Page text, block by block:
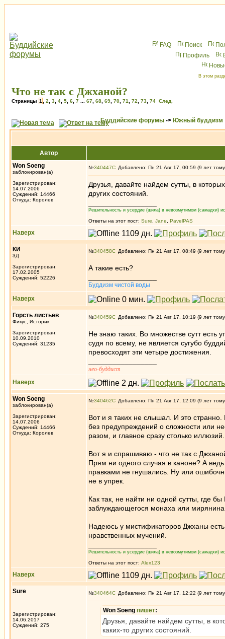
FAQ Поиск
Профиль
В этом
Что не так с Джханой?
Страницы 1 2 3 4 5 6 7 67 68 69 70 71 72 73 74 След.
Буддийские форумы -> Южный буддизм
Автор
Won Soeng
заблокирован(а)
Зарегистрирован:
14.07.2006
Суждений: 14466
Откуда: Королев
№340447 Добавлено: Пн 21 Авг 17, 00:59 (9 лет
Друзья, давайте найдем сутты, в
других состояний.
Решительность и усердие (шила) в невозмутимом (самадхи)
Ответы на этот пост: Sure Jane PavelPAS
Наверх
КИ
3Д
Зарегистрирован:
17.02.2005
Суждений: 52226
№340458 Добавлено: Пн 21 Авг 17, 08:49 (9 лет
А такие есть?
Буддизм чистой воды
Наверх
Горсть листьев
Фикус, Историк
Зарегистрирован:
10.09.2010
Суждений: 31235
№340459 Добавлено: Пн 21 Авг 17, 10:19 (9 лет
Не знаю таких. Во множестве сутт есть
судя по всему, не является сугубо
превосходят эти четыре достижения.
нео-буддист
Наверх
Won Soeng
заблокирован(а)
Зарегистрирован:
14.07.2006
Суждений: 14466
Откуда: Королев
№340462 Добавлено: Пн 21 Авг 17, 12:09 (9 лет
Вот и я таких не слышал. И это
без предупреждений о сложности или
разом, и главное сразу столько
Вот я и спрашиваю - что не так с
Прям ни одного случая в каноне? А
правками не гнушались. Ну или
не в упрек.
Как так, не найти ни одной сутты, где
заблуждающегося монаха или
Надеюсь у мистификаторов Джханы
нравственных мучений.
Решительность и усердие (шила) в невозмутимом (самадхи)
Ответы на этот пост: Alex123
Наверх
Sure
Зарегистрирован:
14.06.2017
Суждений: 275
№340464 Добавлено: Пн 21 Авг 17, 12:22 (9 лет
Won Soeng пишет:
Друзья, давайте найдем сутты, в
каких-то других состояний.